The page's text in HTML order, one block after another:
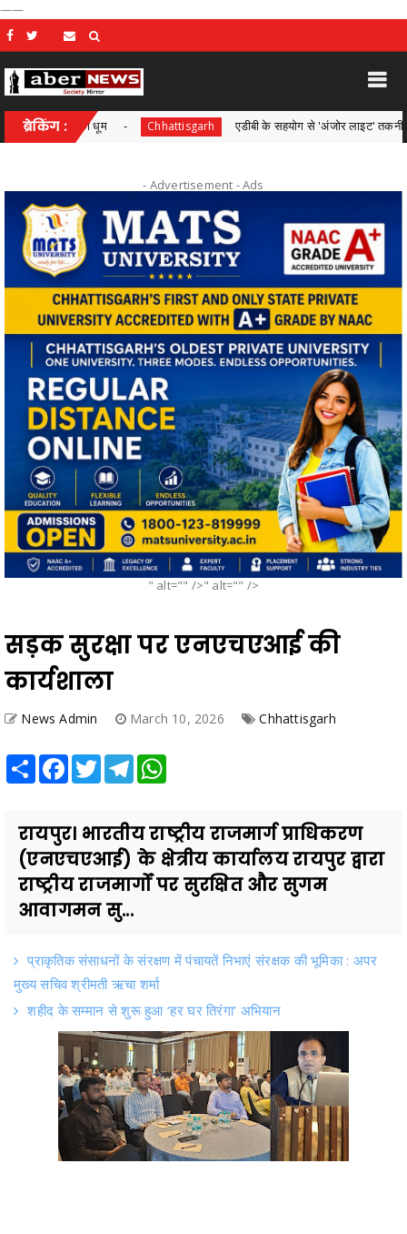
——
ब्रेकिंग :
की धूम Chhattisgarh एडीबी के सहयोग से 'अंजोर लाइट' तकनीकी सहायता
- Advertisement -Ads
" alt="" />" alt="" />
सड़क सुरक्षा पर एनएचएआई की
कार्यशाला
News Admin March 10, 2026 Chhattisgarh
Share Facebook
TwitterTelegram
रायपुर। भारतीय राष्ट्रीय राजमार्ग प्राधिकरण
(एनएचएआई) के क्षेत्रीय कार्यालय रायपुर द्वारा
राष्ट्रीय राजमार्गों पर सुरक्षित और सुगम
आवागमन सु...
प्राकृतिक संसाधनों के संरक्षण में पंचायतें निभाएं संरक्षक की भूमिका : अपर
मुख्य सचिव श्रीमती ऋचा शर्मा
शहीद के सम्मान से शुरू हुआ ‘हर घर तिरंगा’ अभियान